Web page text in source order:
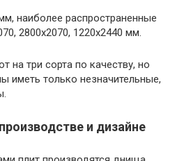
наиболее распространенные
2800х2070, 1220х2440 мм.
на три сорта по качеству, но
иметь только незначительные,
и дизайне